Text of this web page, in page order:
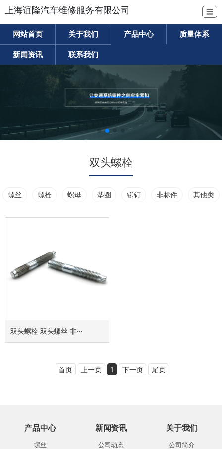
上海谊隆汽车维修服务有限公司 ☰
网站首页 关于我们 产品中心 质量体系
新闻资讯 联系我们
双头螺栓
螺丝 螺栓 螺母 垫圈 铆钉 非标件 其他类
双头螺栓 双头螺丝 非···
首页 上一页 1 下一页 尾页
产品中心
螺丝
新闻资讯
公司动态
关于我们
公司简介